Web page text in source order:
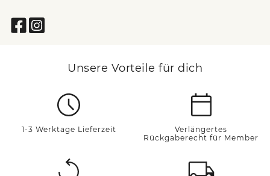
Unsere Vorteile für dich
1-3 Werktage Lieferzeit
Verlängertes
Rückgaberecht für Member